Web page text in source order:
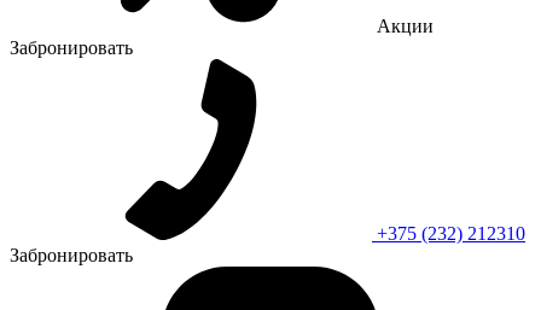
Акции
Забронировать
+375 (232) 212310
Забронировать